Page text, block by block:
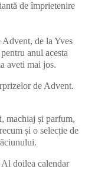
de împrietenire
de la Yves
anul acesta
aveti mai jos.
de Advent.
machiaj și parfum,
și o selecție de
Al doilea calendar